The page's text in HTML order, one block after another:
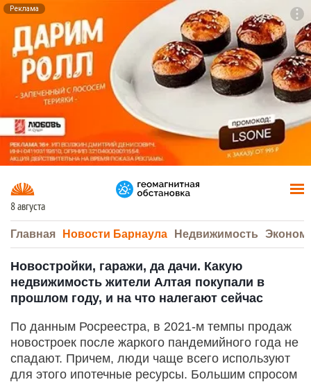
Реклама
8 августа
Главная Новости Барнаула Недвижимость
Новостройки, гаражи, да дачи. Какую
недвижимость жители Алтая покупали в
прошлом году, и на что налегают сейчас
По данным Росреестра, в 2021-м темпы продаж
новостроек после жаркого пандемийного года не
спадают. Причем, люди чаще всего используют
для этого ипотечные ресурсы. Большим спросом